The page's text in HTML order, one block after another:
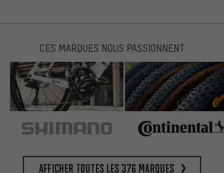
CES MARQUES NOUS PASSIONNENT
Afficher toutes les 376 marques